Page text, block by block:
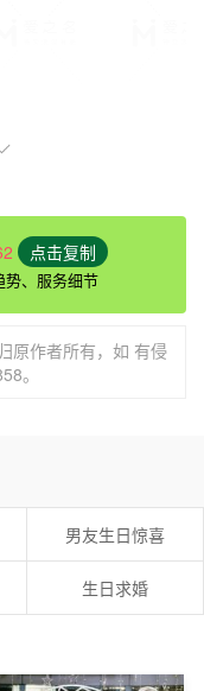
适合喝鲜牛奶，用
点击复制
势、服务细节
原作者所有，如 有侵
。
男友生日惊喜
生日求婚